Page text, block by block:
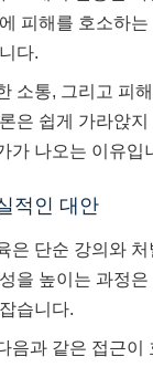
피해를 호소하
다.
소통, 그리고 피
은 쉽게 가라앉
가 나오는 이유입
적인 대안
은 단순 강의와
을 높이는 과정
습니다.
음과 같은 접근이